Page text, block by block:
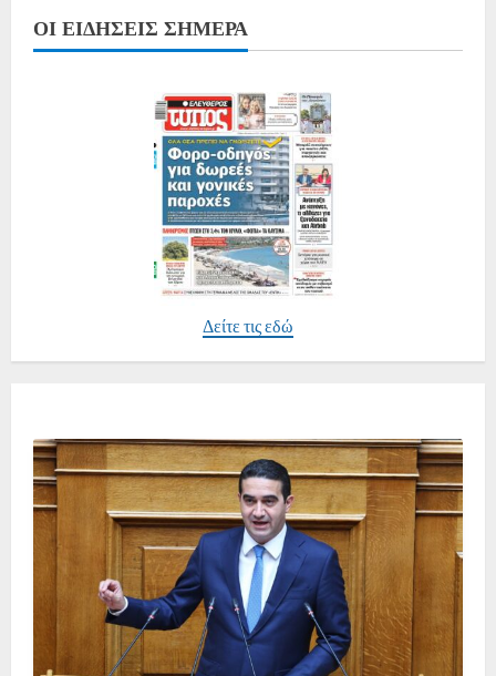
ΟΙ ΕΙΔΉΣΕΙΣ ΣΉΜΕΡΑ
Δείτε τις εδώ